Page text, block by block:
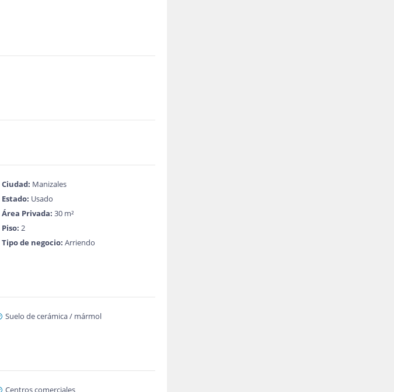
Ciudad: Manizales
Estado: Usado
Área Privada: 30 m²
Piso: 2
Tipo de negocio: Arriendo
Suelo de cerámica / mármol
Centros comerciales